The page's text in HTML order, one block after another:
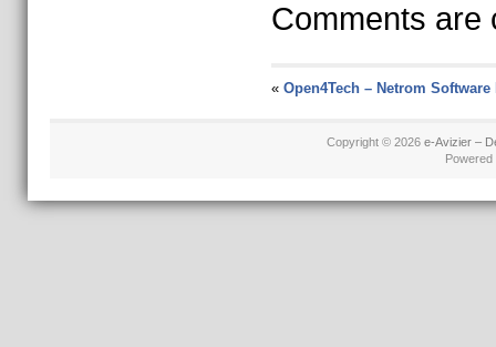
Comments are
« Open4Tech – Netrom Software
Copyright © 2026 e-Avizier –